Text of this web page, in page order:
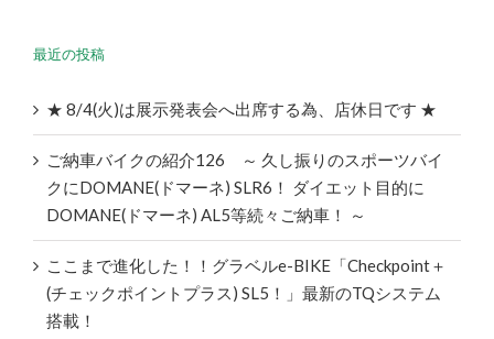
最近の投稿
★ 8/4(火)は展示発表会へ出席する為、店休日です ★
ご納車バイクの紹介126 ～ 久し振りのスポーツバイ
クにDOMANE(ドマーネ) SLR6！ ダイエット目的に
DOMANE(ドマーネ) AL5等続々ご納車！ ～
ここまで進化した！！グラベルe-BIKE「Checkpoint＋
(チェックポイントプラス) SL5！」最新のTQシステム
搭載！